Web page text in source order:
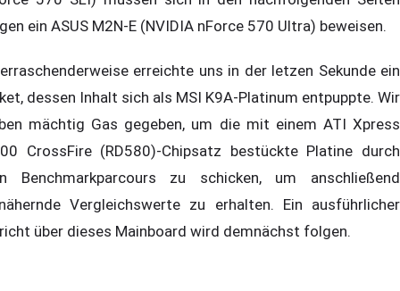
ein ASUS M2N-E (NVIDIA nForce 570 Ultra) beweisen.
erreichte uns in der letzen Sekunde ein
dessen Inhalt sich als MSI K9A-Platinum entpuppte. Wir
mächtig Gas gegeben, um die mit einem ATI Xpress
CrossFire (RD580)-Chipsatz bestückte Platine durch
Benchmarkparcours zu schicken, um anschließend
Vergleichswerte zu erhalten. Ein ausführlicher
über dieses Mainboard wird demnächst folgen.